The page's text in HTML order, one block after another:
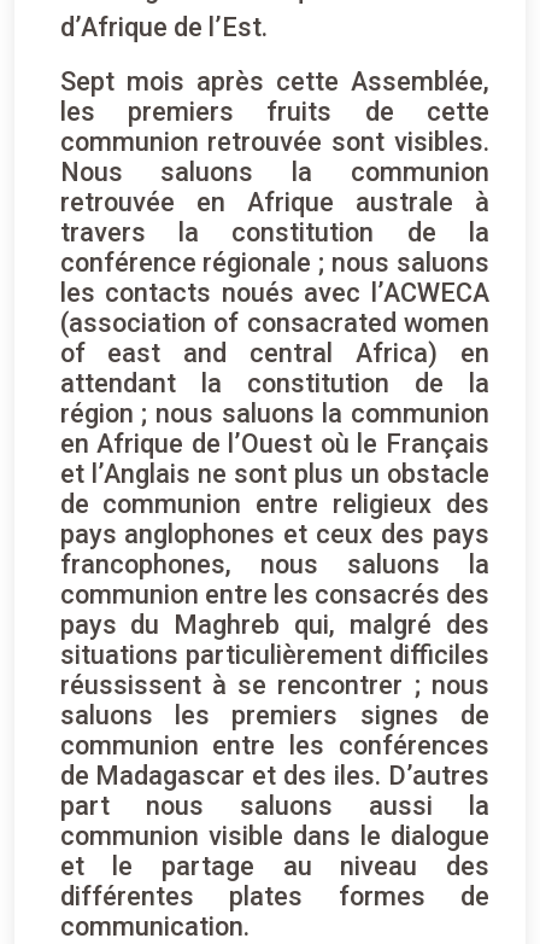
d’Afrique de l’Est.
Sept mois après cette Assemblée,
les premiers fruits de cette
communion retrouvée sont visibles.
Nous saluons la communion
retrouvée en Afrique australe à
travers la constitution de la
conférence régionale ; nous saluons
les contacts noués avec l’ACWECA
(association of consacrated women
of east and central Africa) en
attendant la constitution de la
région ; nous saluons la communion
en Afrique de l’Ouest où le Français
et l’Anglais ne sont plus un obstacle
de communion entre religieux des
pays anglophones et ceux des pays
francophones, nous saluons la
communion entre les consacrés des
pays du Maghreb qui, malgré des
situations particulièrement difficiles
réussissent à se rencontrer ; nous
saluons les premiers signes de
communion entre les conférences
de Madagascar et des iles. D’autres
part nous saluons aussi la
communion visible dans le dialogue
et le partage au niveau des
différentes plates formes de
communication.